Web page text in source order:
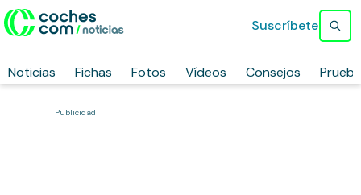
Noticias Fichas Fotos Vídeos Consejos
Suscríbete
Publicidad